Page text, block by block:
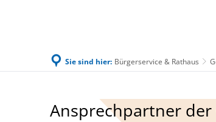
Familie & Leben
Sie sind hier: Bürgerservice & Rathaus
VerwaltungAnsprechpartner